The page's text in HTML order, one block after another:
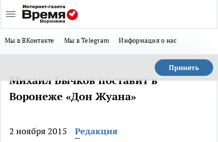
Мы в ВКонтакте Мы в Telegram Информация о нас
Принять
Михаил Бычков поставит в
Воронеже «Дон Жуана»
2 ноября 2015 Редакция